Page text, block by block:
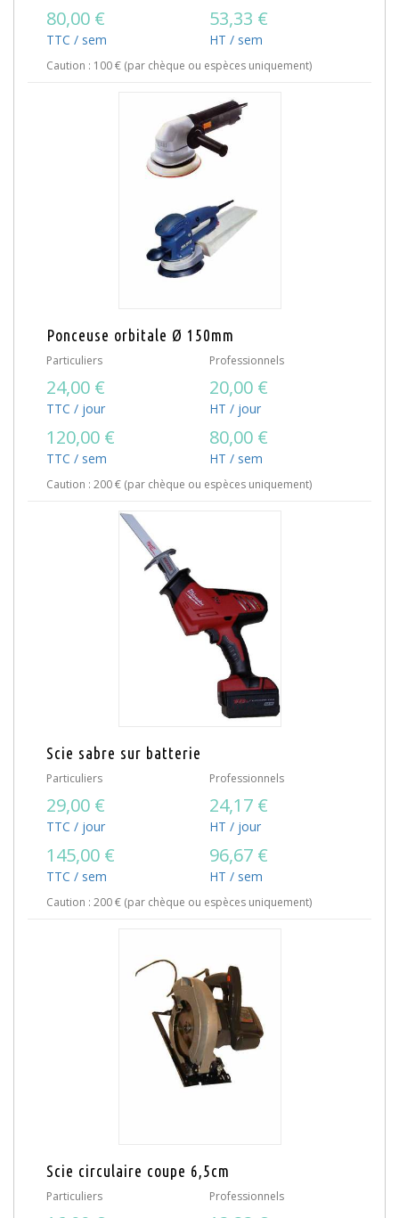
80,00 €
TTC / sem
53,33 €
HT / sem
Caution : 100 € (par chèque ou espèces uniquement)
Ponceuse orbitale Ø 150mm
Particuliers
24,00 €
TTC / jour
120,00 €
TTC / sem
Professionnels
20,00 €
HT / jour
80,00 €
HT / sem
Caution : 200 € (par chèque ou espèces uniquement)
Scie sabre sur batterie
Particuliers
29,00 €
TTC / jour
145,00 €
TTC / sem
Professionnels
24,17 €
HT / jour
96,67 €
HT / sem
Caution : 200 € (par chèque ou espèces uniquement)
Scie circulaire coupe 6,5cm
Particuliers Professionnels